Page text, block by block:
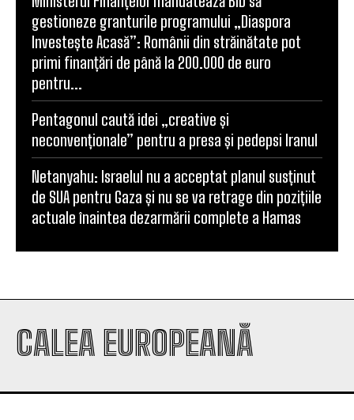
gestioneze granturile programului „Diaspora
Investește Acasă”: Românii din străinătate pot
primi finanțări de până la 200.000 de euro
pentru...
Pentagonul caută idei „creative și
neconvenționale” pentru a presa și pedepsi Iranul
Netanyahu: Israelul nu a acceptat planul susținut
de SUA pentru Gaza și nu se va retrage din pozițiile
actuale înaintea dezarmării complete a Hamas
CALEA EUROPEANĂ